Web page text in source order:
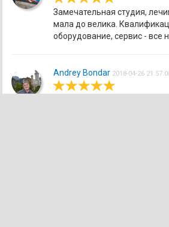
Замечательная студия,
мала до велика.
оборудование, сервис - все
Andrey Bondar 2018-04-26